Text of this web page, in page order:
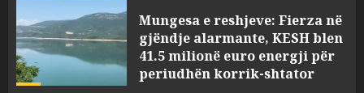
4
gjëndje alarmante, KESH blen
41.5 milionë euro energji për
periudhën korrik-shtator
AUGUST 6, 2026